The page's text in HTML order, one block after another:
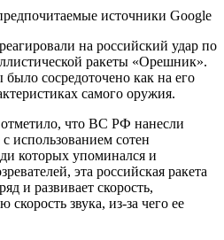
источники Google
на российский удар по
ракеты «Орешник».
сосредоточено как на его
самого оружия.
что ВС РФ нанесли
использованием сотен
которых упоминался и
эта российская ракета
и развивает скорость,
звука, из-за чего ее